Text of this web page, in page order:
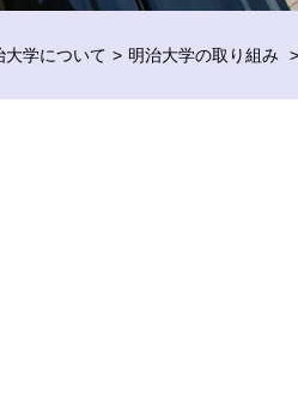
大学について 明治大学の取り組み